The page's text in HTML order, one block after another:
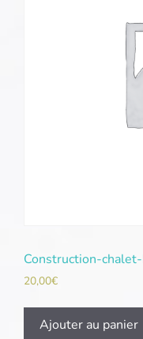
Construction-
20,00€
Ajouter au panier